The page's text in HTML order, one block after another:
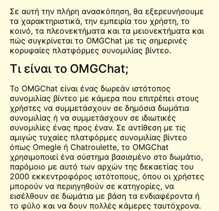
Σε αυτή την πλήρη ανασκόπηση, θα εξερευνήσουμε
τα χαρακτηριστικά, την εμπειρία του χρήστη, το
κοινό, τα πλεονεκτήματα και τα μειονεκτήματα και
πώς συγκρίνεται το OMGChat με τις σημερινές
κορυφαίες πλατφόρμες συνομιλίας βίντεο.
Τι είναι το OMGChat;
Το OMGChat είναι ένας δωρεάν ιστότοπος
συνομιλίας βίντεο με κάμερα που επιτρέπει στους
χρήστες να συμμετάσχουν σε δημόσια δωμάτια
συνομιλίας ή να συμμετάσχουν σε ιδιωτικές
συνομιλίες ένας προς έναν. Σε αντίθεση με τις
αμιγώς τυχαίες πλατφόρμες συνομιλίας βίντεο
όπως Omegle ή Chatroulette, το OMGChat
χρησιμοποιεί ένα σύστημα βασισμένο στο δωμάτιο,
παρόμοιο με αυτό των αρχών της δεκαετίας του
2000 εκκεντροφόρος ιστότοπους, όπου οι χρήστες
μπορούν να περιηγηθούν σε κατηγορίες, να
εισέλθουν σε δωμάτια με βάση τα ενδιαφέροντα ή
το φύλο και να δουν πολλές κάμερες ταυτόχρονα.